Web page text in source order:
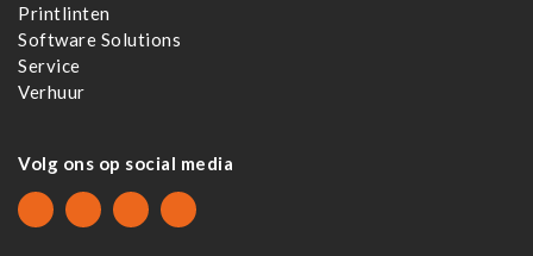
Printlinten
Software Solutions
Service
Verhuur
Volg ons op social media